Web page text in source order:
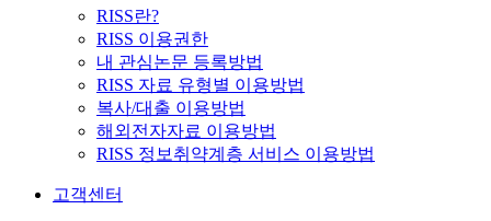
RISS란?
RISS 이용권한
내 관심논문 등록방법
RISS 자료 유형별 이용방법
복사/대출 이용방법
해외전자자료 이용방법
RISS 정보취약계층 서비스 이용방법
고객센터